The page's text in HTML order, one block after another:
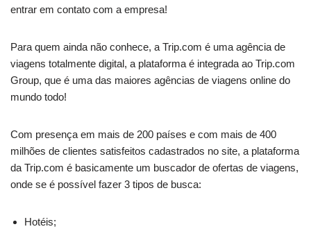
entrar em contato com a empresa!
Para quem ainda não conhece, a Trip.com é uma agência de
viagens totalmente digital, a plataforma é integrada ao Trip.com
Group, que é uma das maiores agências de viagens online do
mundo todo!
Com presença em mais de 200 países e com mais de 400
milhões de clientes satisfeitos cadastrados no site, a plataforma
da Trip.com é basicamente um buscador de ofertas de viagens,
onde se é possível fazer 3 tipos de busca:
Hotéis;